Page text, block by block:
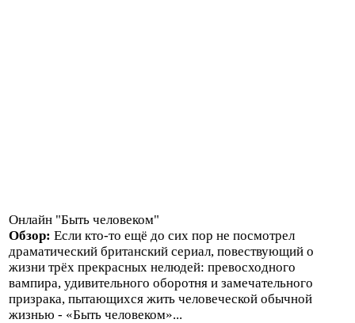
Онлайн "Быть человеком"
Обзор: Если кто-то ещё до сих пор не посмотрел
драматический британский сериал, повествующий о
жизни трёх прекрасных нелюдей: превосходного
вампира, удивительного оборотня и замечательного
призрака, пытающихся жить человеческой обычной
жизнью - «Быть человеком»...